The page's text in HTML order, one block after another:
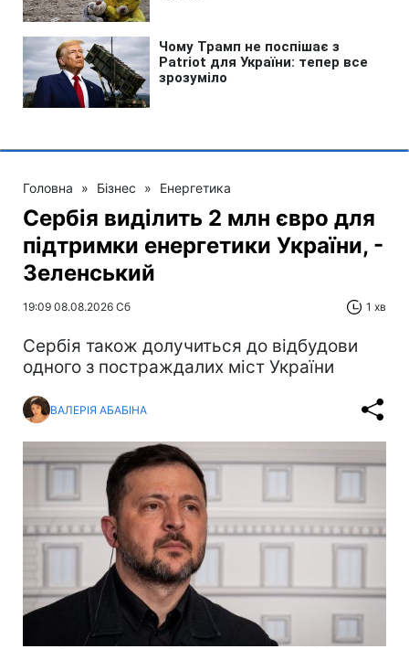
Головна » Бізнес » Енергетика
Сербія виділить 2 млн євро для
підтримки енергетики України, -
Зеленський
19:09 08.08.2026 Сб 1 хв
Сербія також долучиться до відбудови
одного з постраждалих міст України
ВАЛЕРІЯ АБАБІНА